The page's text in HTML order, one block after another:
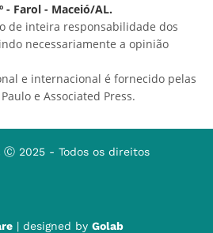
- Farol - Maceió/AL.
de inteira responsabilidade dos
necessariamente a opinião
e internacional é fornecido pelas
e Associated Press.
Ⓒ 2025 - Todos os direitos
| designed by Golab